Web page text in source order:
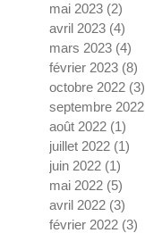
mai 2023 (2)
avril 2023 (4)
mars 2023 (4)
février 2023 (8)
octobre 2022 (3)
septembre 2022
août 2022 (1)
juillet 2022 (1)
juin 2022 (1)
mai 2022 (5)
avril 2022 (3)
février 2022 (3)